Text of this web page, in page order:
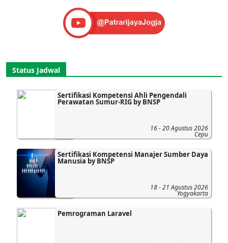
Status Jadwal
Sertifikasi Kompetensi Ahli Pengendali
Perawatan Sumur-RIG by BNSP
16 - 20 Agustus 2026
Cepu
Sertifikasi Kompetensi Manajer Sumber Daya
Manusia by BNSP
18 - 21 Agustus 2026
Yogyakarta
Pemrograman Laravel